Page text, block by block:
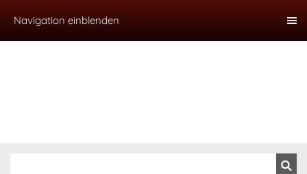
Navigation einblenden